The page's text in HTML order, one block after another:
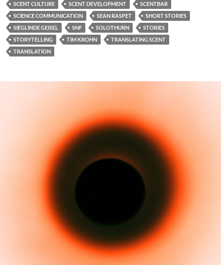
SCENT CULTURE
SCENT DEVELOPMENT
SCENTBAR
SCIENCE COMMUNICATION
SEAN RASPET
SHORT STORIES
SIEGLINDE GEISEL
SNF SOLOTHURN
STORIES
STORYTELLING
TIM KROHN
TRANSLATING SCENT
TRANSLATION